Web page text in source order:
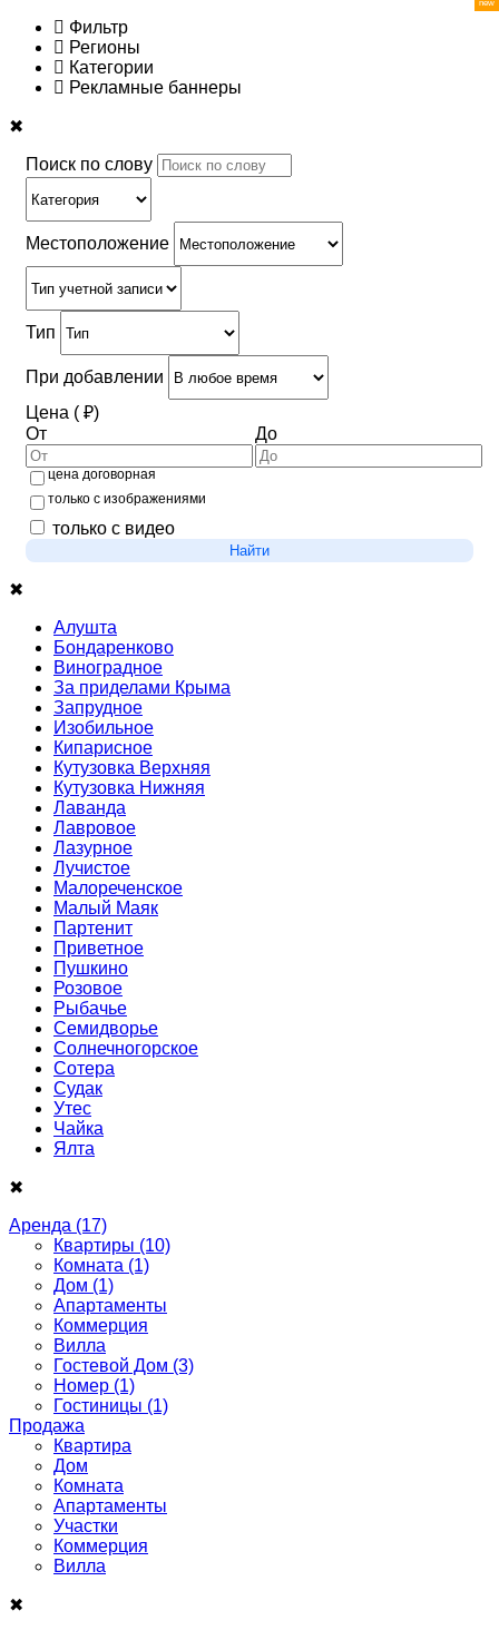
Фильтр
Регионы
Категории
Рекламные баннеры
✖
Поиск по слову
Местоположение
Тип
При добавлении
Цена ( ₽)
От
До
цена договорная
только с изображениями
только с видео
Найти
✖
Алушта
Бондаренково
Виноградное
За приделами Крыма
Запрудное
Изобильное
Кипарисное
Кутузовка Верхняя
Кутузовка Нижняя
Лаванда
Лавровое
Лазурное
Лучистое
Малореченское
Малый Маяк
Партенит
Приветное
Пушкино
Розовое
Рыбачье
Семидворье
Солнечногорское
Сотера
Судак
Утес
Чайка
Ялта
✖
Аренда (17)
Квартиры (10)
Комната (1)
Дом (1)
Апартаменты
Коммерция
Вилла
Гостевой Дом (3)
Номер (1)
Гостиницы (1)
Продажа
Квартира
Дом
Комнатa
Апартаменты
Участки
Коммерция
Виллa
✖